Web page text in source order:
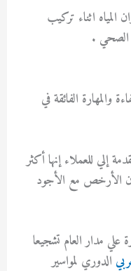
المياه اثناء تركيب
الصحي .
والمهارة الفائقة في
إلي للعملاء إنها أكثر
الأرخص مع الأجود
مدار العام تشجيعا
الدوري لمواسير